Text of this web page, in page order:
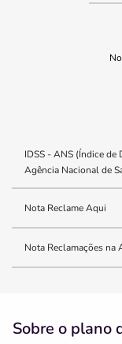
IDSS - ANS (Índice de
Agência Nacional de
Nota Reclame Aqui
Nota Reclamações na
Sobre o plano